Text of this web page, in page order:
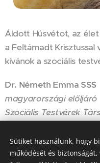
Áldott Húsvétot, az
a Feltámadt
kívánok a szociális
Dr. Németh Emma SSS
magyarországi előljáró
Szociális Testvérek
Share
Sütiket használunk, hogy
működését és